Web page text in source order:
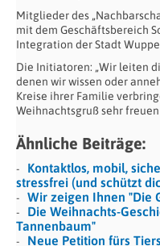
Mitglieder des
mit dem Geschäftsbereich
Integration der Stadt
Die Initiatoren: „Wir leiten
denen wir wissen oder
Kreise ihrer Familie
Weihnachtsgruß sehr freuen
Ähnliche Beiträge:
Kontaktlos, mobil,
stressfrei (und schützt
Wir zeigen Ihnen "Die
Die Weihnachts-
Tannenbaum"
Neue Petition fürs